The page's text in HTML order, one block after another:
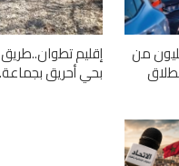
من 2,7 مليون من إقليم تطوان..طريق
بحي أحريق